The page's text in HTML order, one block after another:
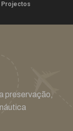
Projectos
preservação,